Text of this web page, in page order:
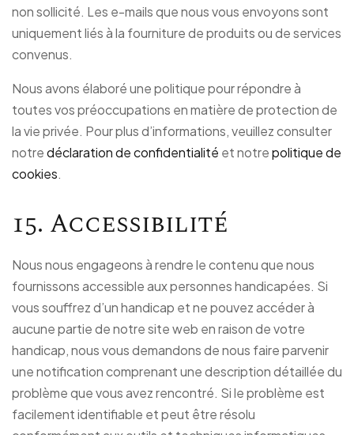
non sollicité. Les e-mails que nous vous envoyons sont
uniquement liés à la fourniture de produits ou de services
convenus.
Nous avons élaboré une politique pour répondre à
toutes vos préoccupations en matière de protection de
la vie privée. Pour plus d’informations, veuillez consulter
notredéclaration de confidentialité et notrepolitique de
cookies.
15. Accessibilité
Nous nous engageons à rendre le contenu que nous
fournissons accessible aux personnes handicapées. Si
vous souffrez d’un handicap et ne pouvez accéder à
aucune partie de notre site web en raison de votre
handicap, nous vous demandons de nous faire parvenir
une notification comprenant une description détaillée du
problème que vous avez rencontré. Si le problème est
facilement identifiable et peut être résolu